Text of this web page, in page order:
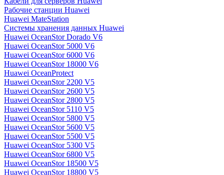
Рабочие станции Huawei
Huawei MateStation
Системы хранения данных Huawei
Huawei OceanStor Dorado V6
Huawei OceanStor 5000 V6
Huawei OceanStor 6000 V6
Huawei OceanStor 18000 V6
Huawei OceanProtect
Huawei OceanStor 2200 V5
Huawei OceanStor 2600 V5
Huawei OceanStor 2800 V5
Huawei OceanStor 5110 V5
Huawei OceanStor 5800 V5
Huawei OceanStor 5600 V5
Huawei OceanStor 5500 V5
Huawei OceanStor 5300 V5
Huawei OceanStor 6800 V5
Huawei OceanStor 18500 V5
Huawei OceanStor 18800 V5